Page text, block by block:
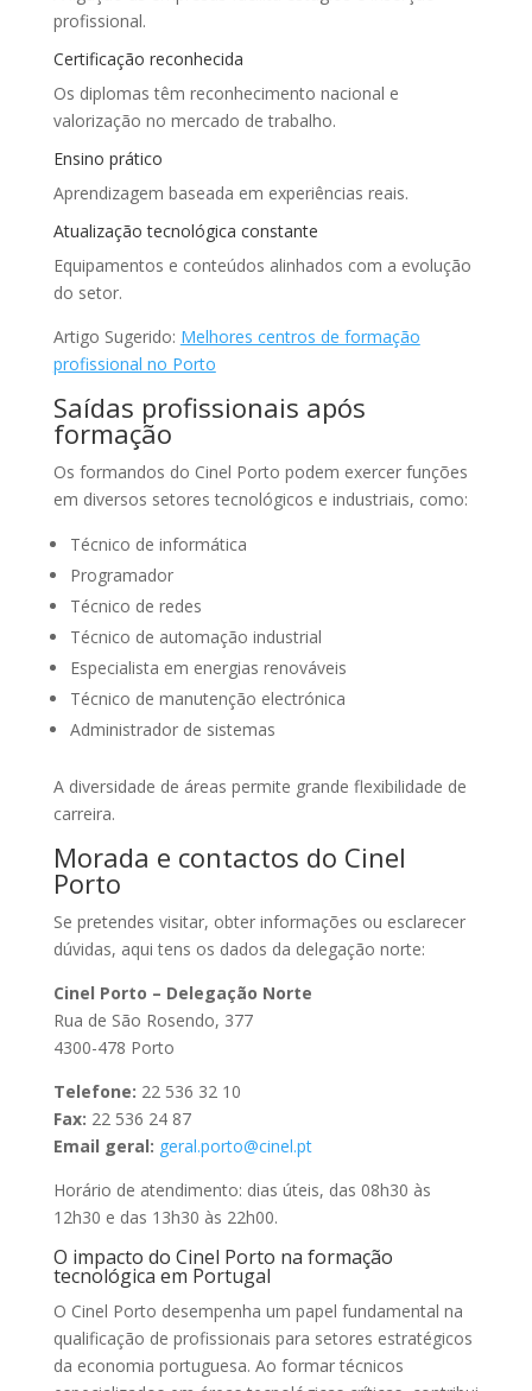
profissional.
Certificação reconhecida
Os diplomas têm reconhecimento nacional e
valorização no mercado de trabalho.
Ensino prático
Aprendizagem baseada em experiências reais.
Atualização tecnológica constante
Equipamentos e conteúdos alinhados com a evolução
do setor.
Artigo Sugerido: Melhores centros de formação
profissional no Porto
Saídas profissionais após
formação
Os formandos do Cinel Porto podem exercer funções
em diversos setores tecnológicos e industriais, como:
Técnico de informática
Programador
Técnico de redes
Técnico de automação industrial
Especialista em energias renováveis
Técnico de manutenção electrónica
Administrador de sistemas
A diversidade de áreas permite grande flexibilidade de
carreira.
Morada e contactos do Cinel
Porto
Se pretendes visitar, obter informações ou esclarecer
dúvidas, aqui tens os dados da delegação norte:
Cinel Porto – Delegação Norte
Rua de São Rosendo, 377
4300-478 Porto
Telefone: 22 536 32 10
Fax: 22 536 24 87
Email geral: geral.porto@cinel.pt
Horário de atendimento: dias úteis, das 08h30 às
12h30 e das 13h30 às 22h00.
O impacto do Cinel Porto na formação
tecnológica em Portugal
O Cinel Porto desempenha um papel fundamental na
qualificação de profissionais para setores estratégicos
da economia portuguesa. Ao formar técnicos